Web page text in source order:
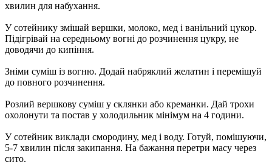
хвилин для набухання.
У сотейнику змішай вершки, молоко, мед і ванільний цукор.
Підігрівай на середньому вогні до розчинення цукру, не
доводячи до кипіння.
Зніми суміш із вогню. Додай набряклий желатин і перемішуй
до повного розчинення.
Розлий вершкову суміш у склянки або креманки. Дай трохи
охолонути та постав у холодильник мінімум на 4 години.
У сотейник виклади смородину, мед і воду. Готуй, помішуючи,
5-7 хвилин після закипання. На бажання перетри масу через
сито.